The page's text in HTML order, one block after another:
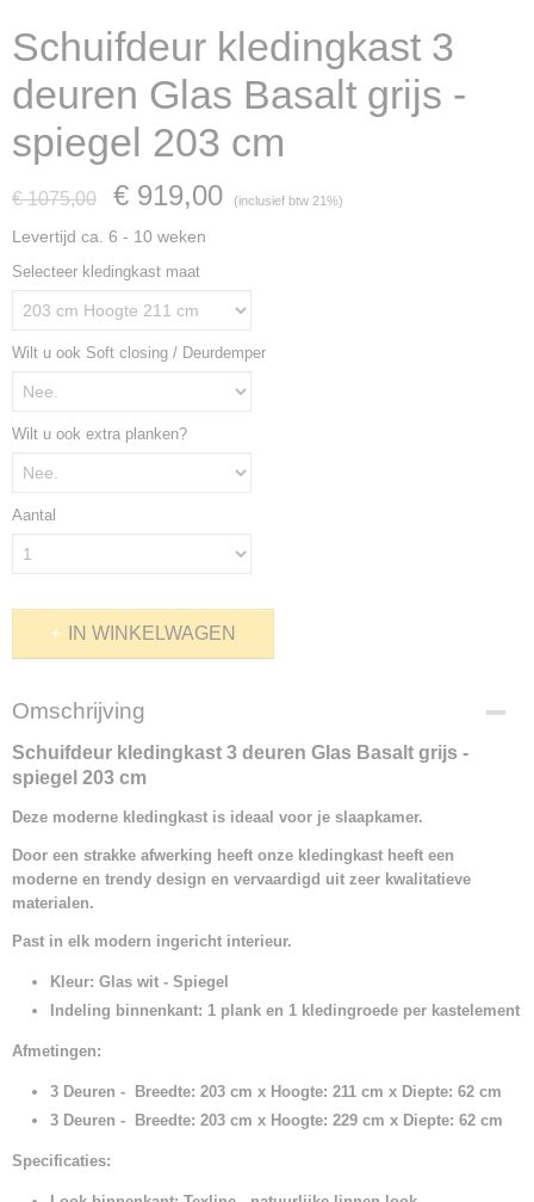
Schuifdeur kledingkast 3
deuren Glas Basalt grijs -
spiegel 203 cm
€ 1075,00 € 919,00 (inclusief btw 21%)
Levertijd ca. 6 - 10 weken
Selecteer kledingkast maat
Wilt u ook Soft closing / Deurdemper
Wilt u ook extra planken?
Aantal
IN WINKELWAGEN
Omschrijving
Schuifdeur kledingkast 3 deuren Glas Basalt grijs -
spiegel 203 cm
Deze moderne kledingkast is ideaal voor je slaapkamer.
Door een strakke afwerking heeft onze kledingkast heeft een
moderne en trendy design en vervaardigd uit zeer kwalitatieve
materialen.
Past in elk modern ingericht interieur.
Kleur: Glas wit - Spiegel
Indeling binnenkant: 1 plank en 1 kledingroede per kastelement
Afmetingen:
3 Deuren - Breedte: 203 cm x Hoogte: 211 cm x Diepte: 62 cm
3 Deuren - Breedte: 203 cm x Hoogte: 229 cm x Diepte: 62 cm
Specificaties: